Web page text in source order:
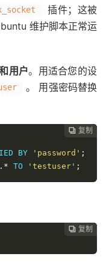
插件；这被
维护脚本正常运
用户。用适合您的设
。 用强密码替换
 复制
 复制
 复制
 复制
 复制
 复制
 复制
 复制
 复制
 复制
 复制
 复制
 复制
 复制
 复制
 复制
 复制
 复制
 复制
BY 'password' ;
.* TO 'testuser' ;
 复制
 复制
 复制
 复制
 复制
 复制
 复制
 复制
 复制
 复制
 复制
 复制
 复制
 复制
 复制
 复制
 复制
 复制